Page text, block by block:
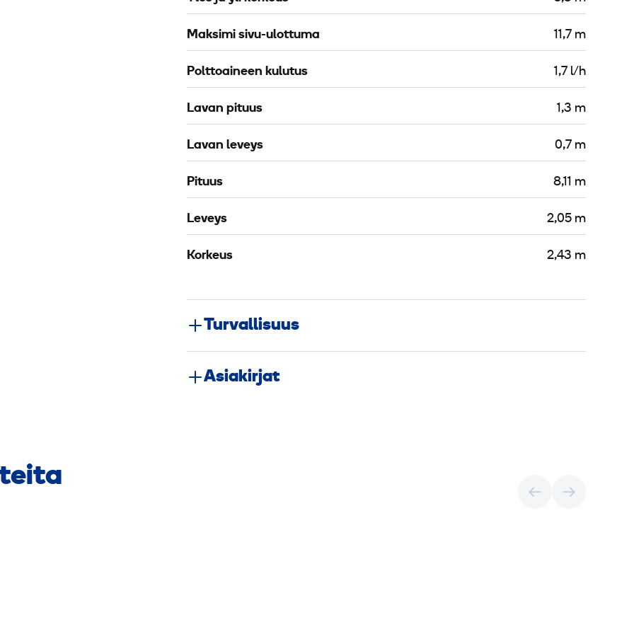
Maksimi sivu-ulottuma 11,7 m
Polttoaineen kulutus 1,7 l/h
Lavan pituus 1,3 m
Lavan leveys 0,7 m
Pituus 8,11 m
Leveys 2,05 m
Korkeus 2,43 m
Turvallisuus
Asiakirjat